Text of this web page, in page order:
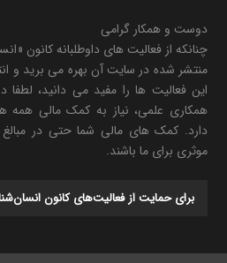
دوست و همکار گرامی
چنانکه از فعالیت های داوطلبانه کانون
منتشر شده در سایت آن بهره می برید و
این فعالیت ها را مفید می دانید، لطفا
همکاری علمی، نیاز به کمک مالی همه
دارد. کمک های مالی شما حتی در مبالغ
موثری برای ما باشند.
برای حمایت از فعالیت‌های کانون